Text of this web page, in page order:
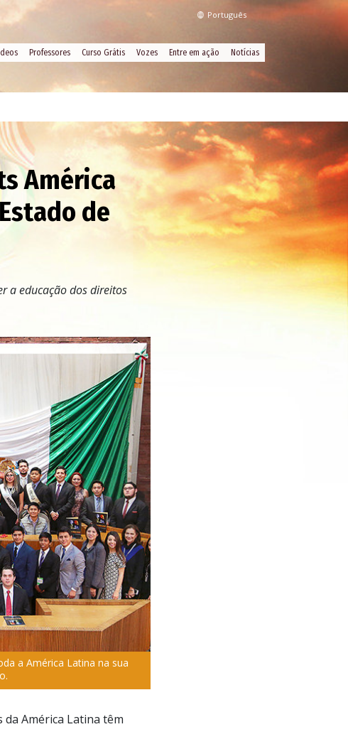
Português
Professores Curso Grátis Vozes Entre em ação Notícias
América
de
a educação dos direitos
a América Latina na sua
América Latina têm